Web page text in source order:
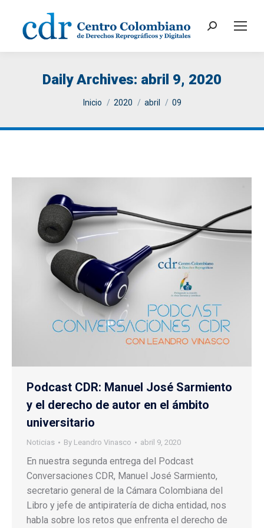
Search:
Daily Archives: abril 9, 2020
You are here:
Inicio 2020 abril 09
Podcast CDR: Manuel José Sarmiento
y el derecho de autor en el ámbito
universitario
Noticias By Leandro Vinasco abril 9, 2020
En nuestra segunda entrega del Podcast
Conversaciones CDR, Manuel José Sarmiento,
secretario general de la Cámara Colombiana del
Libro y jefe de antipiratería de dicha entidad, nos
habla sobre los retos que enfrenta el derecho de